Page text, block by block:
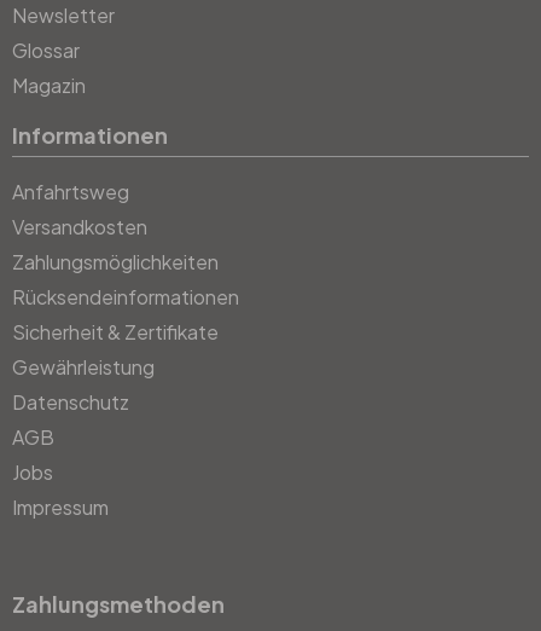
Newsletter
Glossar
Magazin
Informationen
Anfahrtsweg
Versandkosten
Zahlungsmöglichkeiten
Rücksendeinformationen
Sicherheit & Zertifikate
Gewährleistung
Datenschutz
AGB
Jobs
Impressum
Zahlungsmethoden